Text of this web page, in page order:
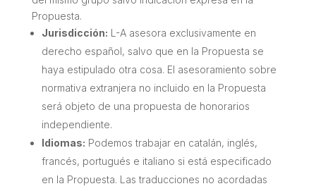
Propuesta.
Jurisdicción: L-A asesora exclusivamente en
derecho español, salvo que en la Propuesta se
haya estipulado otra cosa. El asesoramiento sobre
normativa extranjera no incluido en la Propuesta
será objeto de una propuesta de honorarios
independiente.
Idiomas: Podemos trabajar en catalán, inglés,
francés, portugués e italiano si está especificado
en la Propuesta. Las traducciones no acordadas